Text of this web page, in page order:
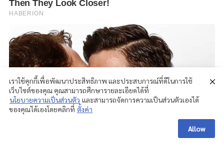
เราใช้คุกกี้เพื่อพัฒนาประสิทธิภาพ และประสบการณ์ที่ดีในการใช้
เว็บไซต์ของคุณ คุณสามารถศึกษารายละเอียดได้ที่
นโยบายความเป็นส่วนตัว และสามารถจัดการความเป็นส่วนตัวเองได้
ของคุณได้เองโดยคลิกที่ ตั้งค่า
Allow